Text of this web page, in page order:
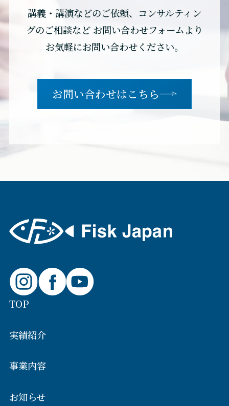
講義・講演などのご依頼、コンサルティン
グのご相談など お問い合わせフォームより
お気軽にお問い合わせください。
お問い合わせはこちら
TOP
実績紹介
事業内容
お知らせ